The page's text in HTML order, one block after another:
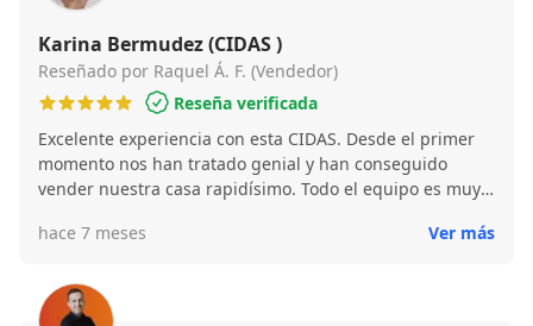
Karina Bermudez (CIDAS )
Reseñado por Raquel Á. F. (Vendedor)
Reseña verificada
Excelente experiencia con esta CIDAS. Desde el primer
momento nos han tratado genial y han conseguido
vender nuestra casa rapidísimo. Todo el equipo es muy
Karina, que ha sido súper eficiente y nos ha ayudado en
resolutiva. Además, realizan fotos profesionales que
sacan la mejor versión de la vivienda, lo que sin duda
hace 7 meses Ver más